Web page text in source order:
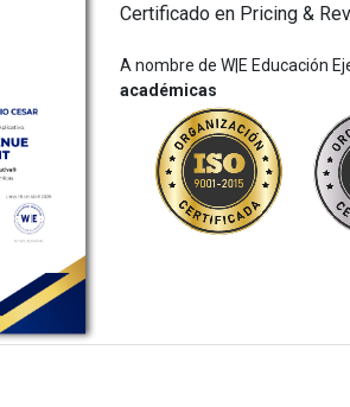
Certificado en Pricing &
A nombre de W|E Educación
académicas